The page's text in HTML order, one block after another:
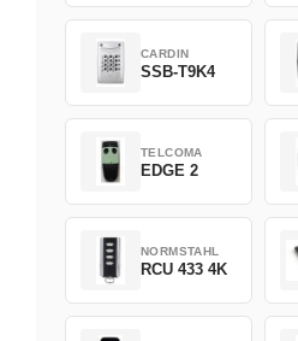
CARDIN
SSB-T9K4
TELCOMA
EDGE 2
NORMSTAHL
RCU 433 4K